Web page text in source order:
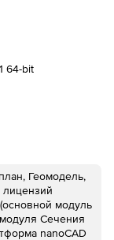
64-bit
Геомодель,
модуль
Сечения
nanoCAD